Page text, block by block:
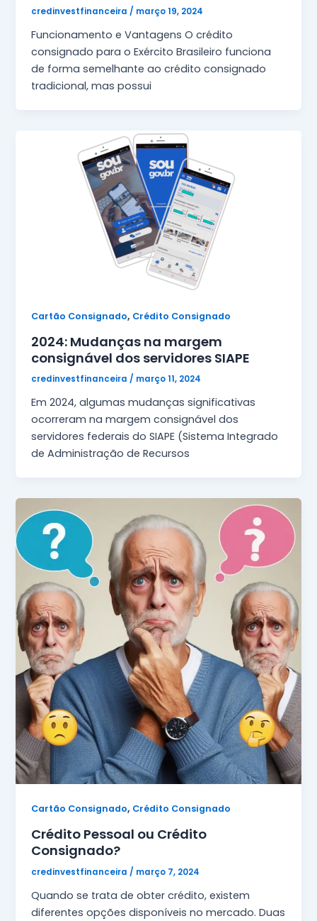
credinvestfinanceira/ março 19, 2024
Funcionamento e Vantagens O crédito
consignado para o Exército Brasileiro funciona
de forma semelhante ao crédito consignado
tradicional, mas possui
Cartão Consignado, Crédito Consignado
2024: Mudanças na margem
consignável dos servidores SIAPE
credinvestfinanceira/ março 11, 2024
Em 2024, algumas mudanças significativas
ocorreram na margem consignável dos
servidores federais do SIAPE (Sistema Integrado
de Administração de Recursos
Cartão Consignado, Crédito Consignado
Crédito Pessoal ou Crédito
Consignado?
credinvestfinanceira / março 7, 2024
Quando se trata de obter crédito, existem
diferentes opções disponíveis no mercado. Duas